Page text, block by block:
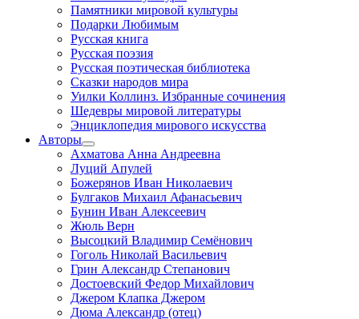
Памятники мировой культуры
Подарки Любимым
Русская книга
Русская поэзия
Русская поэтическая библиотека
Сказки народов мира
Уилки Коллинз. Избранные сочинения
Шедевры мировой литературы
Энциклопедия мирового искусства
Авторы
Ахматова Анна Андреевна
Луций Апулей
Божерянов Иван Николаевич
Булгаков Михаил Афанасьевич
Бунин Иван Алексеевич
Жюль Верн
Высоцкий Владимир Семёнович
Гоголь Николай Васильевич
Грин Александр Степанович
Достоевский Федор Михайлович
Джером Клапка Джером
Дюма Александр (отец)